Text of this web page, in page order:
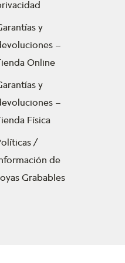
y
–
Online
y
–
Física
/
de
Grabables